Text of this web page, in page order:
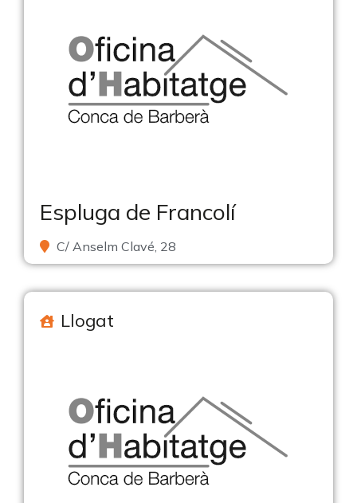
Espluga de Francolí
C/ Anselm Clavé, 28
Llogat